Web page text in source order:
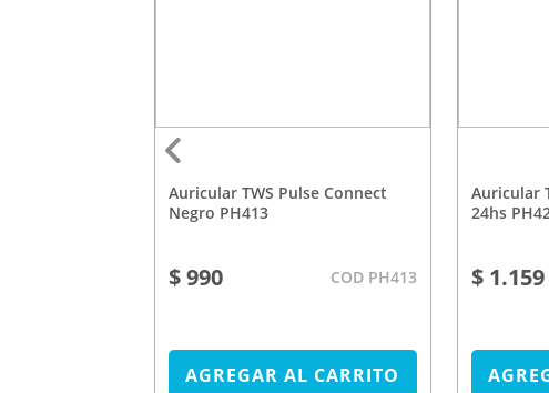
Auricular TWS Pulse Connect
Negro PH413
$ 990 COD PH413
AGREGAR AL CARRITO
Auricular TWS Pulse Deep Black
24hs
$ 1.159